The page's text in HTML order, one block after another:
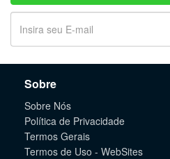
Sobre
Sobre Nós
Política de Privacidade
Termos Gerais
Termos de Uso - WebSites